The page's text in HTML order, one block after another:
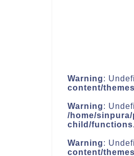
Warning:
content/
Warning:
/home/
child/
Warning:
content/